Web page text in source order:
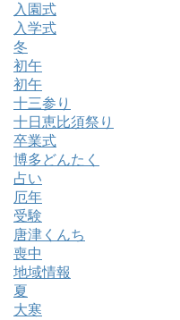
入園式
入学式
冬
初午
初午
十三参り
十日恵比須祭り
卒業式
博多どんたく
占い
厄年
受験
唐津くんち
喪中
地域情報
夏
大寒